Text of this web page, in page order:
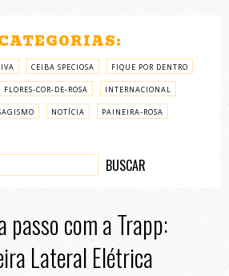
CEIBA SPECIOSA FIQUE POR DENTRO
FLORES-COR-DE-ROSA INTERNACIONAL
NOTÍCIA PAINEIRA-ROSA
passo com a Trapp:
Lateral Elétrica